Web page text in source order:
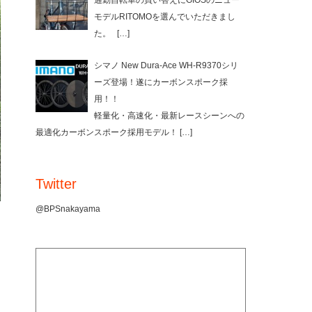
モデルRITOMOを選んでいただきまし
た。
[…]
シマノ New Dura-Ace WH-R9370シリ
ーズ登場！遂にカーボンスポーク採
用！！
軽量化・高速化・最新レースシーンへの
最適化カーボンスポーク採用モデル！
[…]
Twitter
@BPSnakayama